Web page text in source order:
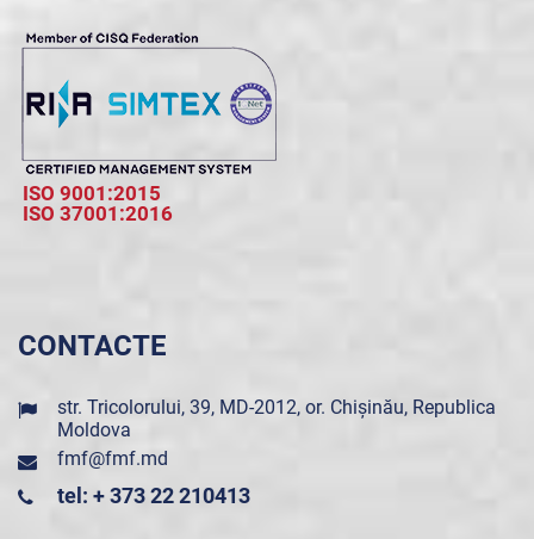
ISO 9001:2015
ISO 37001:2016
CONTACTE
str. Tricolorului, 39, MD-2012, or. Chișinău, Republica
Moldova
fmf@fmf.md
tel: + 373 22 210413